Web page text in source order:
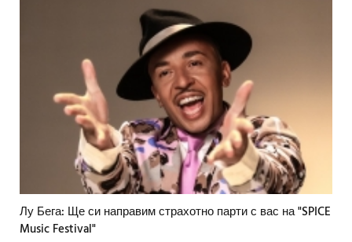
Лу Бега: Ще си направим страхотно парти с вас на "SPICE
Music Festival"